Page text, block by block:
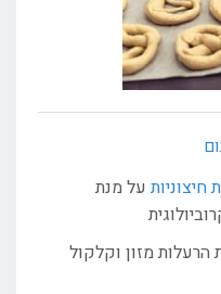
חיצוניותעל מנת
מזון וקלקול